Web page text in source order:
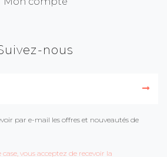
nous
par e-mail les offres et nouveautés de
vous acceptez de recevoir la